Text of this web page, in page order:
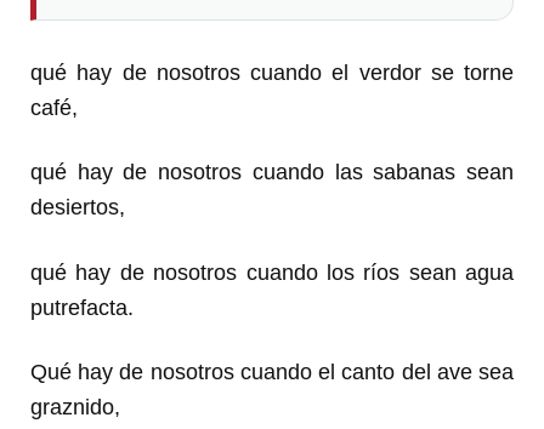
qué hay de nosotros cuando el verdor se torne
café,
qué hay de nosotros cuando las sabanas sean
desiertos,
qué hay de nosotros cuando los ríos sean agua
putrefacta.
Qué hay de nosotros cuando el canto del ave sea
graznido,